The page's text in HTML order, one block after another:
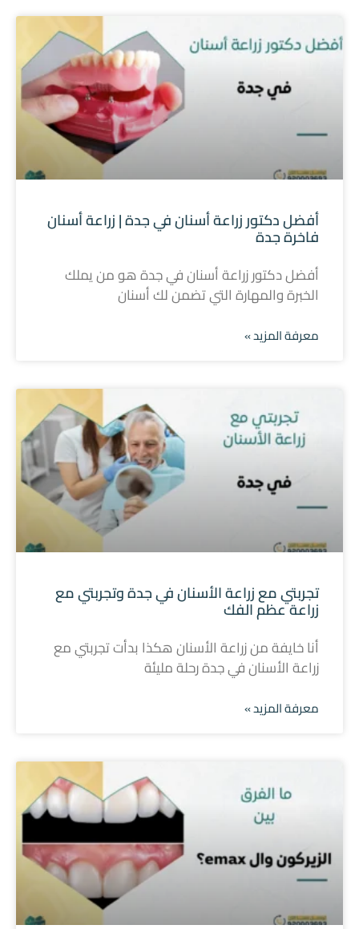
أفضل دكتور زراعة أسنان في جدة | زراعة أسنان
فاخرة جدة
أفضل دكتور زراعة أسنان في جدة هو من يملك
الخبرة والمهارة التي تضمن لك أسنان
معرفة المزيد »
تجربتي مع زراعة الأسنان في جدة وتجربتي مع
زراعة عظم الفك
أنا خايفة من زراعة الأسنان هكذا بدأت تجربتي مع
زراعة الأسنان في جدة رحلة مليئة
معرفة المزيد »